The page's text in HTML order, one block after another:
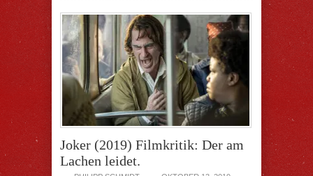
Joker (2019) Filmkritik: Der am
Lachen leidet.